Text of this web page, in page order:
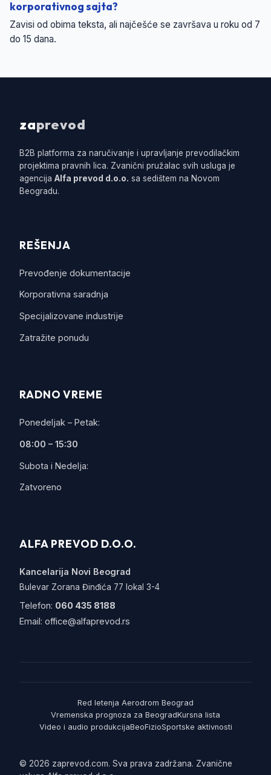
korporativnog sajta?
Zavisi od obima teksta, ali najčešće se završava u roku od 7
do 15 dana.
zaprevod
B2B platforma za naručivanje i upravljanje prevodilačkim
projektima pravnih lica. Zvanični pružalac svih usluga je
agencija Alfa prevod d.o.o. sa sedištem na Novom
Beogradu.
REŠENJA
Prevođenje dokumentacije
Korporativna saradnja
Specijalizovane industrije
Zatražite ponudu
RADNO VREME
Ponedeljak – Petak:
08:00 – 15:30
Subota i Nedelja:
Zatvoreno
ALFA PREVOD D.O.O.
Kancelarija Novi Beograd
Bulevar Zorana Đinđića 77 lokal 3-4
Telefon: 060 435 8188
Email: office@alfaprevod.rs
Red letenja Aerodrom Beograd
Vremenska prognoza za BeogradKursna lista
Video i audio produkcijaBeoFizioSportske aktivnosti
© 2026 zaprevod.com. Sva prava zadržana. Zvanične